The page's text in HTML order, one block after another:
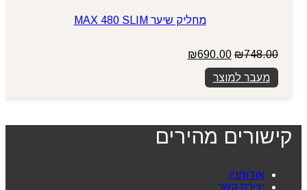
מחליק שיער MAX 480 SLIM
₪748.00
המחיר
המקורי
היה:
₪748.00.
₪690.00
מעבר למוצר
קישורים מהירים
אודותניו
יצירת קשר